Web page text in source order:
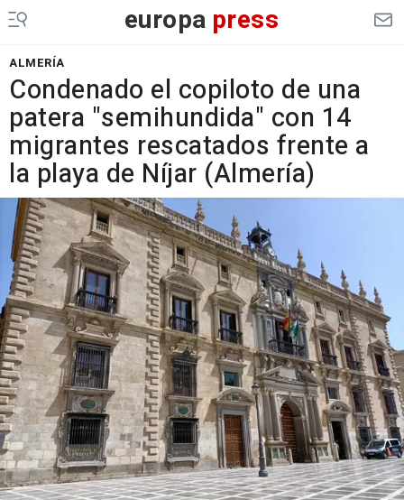
europa press
ALMERÍA
Condenado el copiloto de una
patera "semihundida" con 14
migrantes rescatados frente a
la playa de Níjar (Almería)